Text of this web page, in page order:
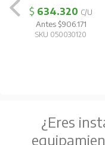
$ 634.320 C/U
Antes $906.171
SKU 050030120
¿Eres